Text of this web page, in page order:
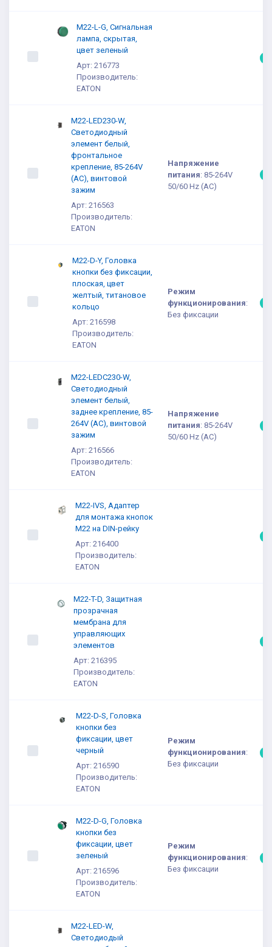
M22-L-G, Сигнальная
лампа, скрытая,
цвет зеленый
Арт: 216773
Производитель:
EATON
M22-LED230-W,
Светодиодный
элемент белый,
фронтальное
крепление, 85-264V
(AC), винтовой
зажим
Арт: 216563
Производитель:
EATON
Напряжение
питания: 85-264V
50/60 Hz (AC)
M22-D-Y, Головка
кнопки без фиксации,
плоская, цвет
желтый, титановое
кольцо
Арт: 216598
Производитель:
EATON
Режим
функционирования:
Без фиксации
M22-LEDC230-W,
Светодиодный
элемент белый,
заднее крепление, 85-
264V (АС), винтовой
зажим
Арт: 216566
Производитель:
EATON
Напряжение
питания: 85-264V
50/60 Hz (AC)
M22-IVS, Адаптер
для монтажа кнопок
M22 на DIN-рейку
Арт: 216400
Производитель:
EATON
M22-T-D, Защитная
прозрачная
мембрана для
управляющих
элементов
Арт: 216395
Производитель:
EATON
M22-D-S, Головка
кнопки без
фиксации, цвет
черный
Арт: 216590
Производитель:
EATON
Режим
функционирования:
Без фиксации
M22-D-G, Головка
кнопки без
фиксации, цвет
зеленый
Арт: 216596
Производитель:
EATON
Режим
функционирования:
Без фиксации
M22-LED-W,
Светодиодый